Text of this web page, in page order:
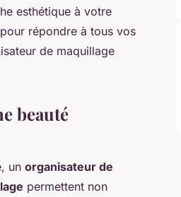
esthétique à votre
répondre à tous vos
de maquillage
beauté
un organisateur de
permettent non